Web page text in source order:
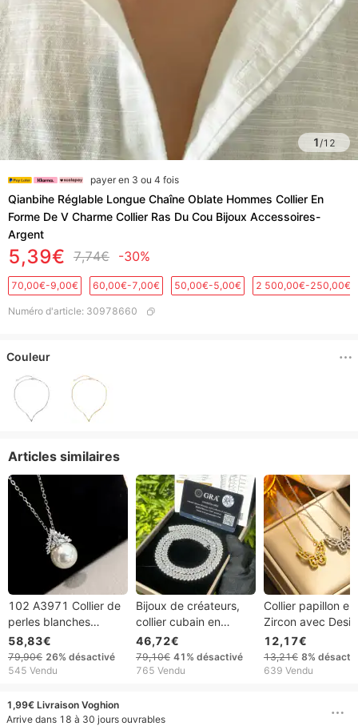
1/12
payer en 3 ou 4 fois
Qianbihe Réglable Longue Chaîne Oblate Hommes Collier En
Forme De V Charme Collier Ras Du Cou Bijoux Accessoires-
Argent
5,39€ 7,74€ -30%
70,00€-9,00€ 60,00€-7,00€ 50,00€-5,00€ 2 500,00€-250,00€
Numéro d'article: 30978660
Couleur
Articles similaires
102 A3971 Collier de
perles blanches
australiennes Ice
Queen de Mikimoto.
Un modèle polyvalent
par la mode
internationale.
58,83€
79,90€ 26% désactivé
545 Vendu
Bijoux de créateurs,
collier cubain en
moissanite GRA VVS
pour hommes et
femmes, bracelet de
diamants
46,72€
79,10€ 41% désactivé
765 Vendu
Collier papillon en
Zircon avec
mode coréen et
pendentif
diamants, INS
12,17€
13,21€ 8%
639 Vendu
1,99€ Livraison Voghion
Arrive dans 18 à 30 jours ouvrables